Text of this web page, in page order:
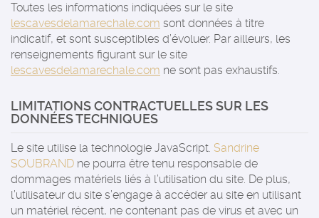
Toutes les informations indiquées sur le site
lescavesdelamarechale.com sont données à titre
indicatif, et sont susceptibles d’évoluer. Par ailleurs, les
renseignements figurant sur le site
lescavesdelamarechale.com ne sont pas exhaustifs.
LIMITATIONS CONTRACTUELLES SUR LES
DONNÉES TECHNIQUES
Le site utilise la technologie JavaScript. Sandrine
SOUBRAND ne pourra être tenu responsable de
dommages matériels liés à l’utilisation du site. De plus,
l’utilisateur du site s’engage à accéder au site en utilisant
un matériel récent, ne contenant pas de virus et avec un